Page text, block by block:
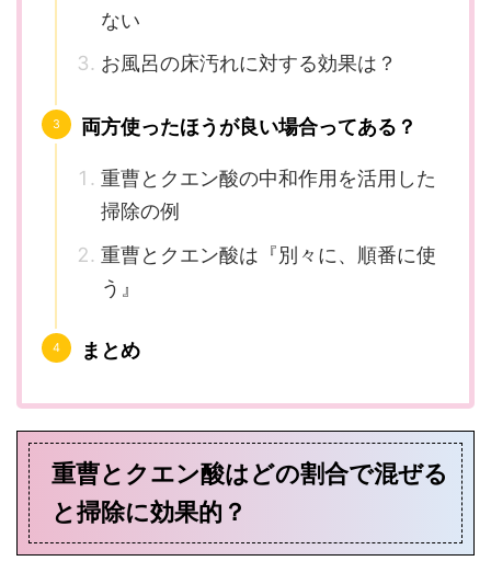
ない
お風呂の床汚れに対する効果は？
両方使ったほうが良い場合ってある？
重曹とクエン酸の中和作用を活用した
掃除の例
重曹とクエン酸は『別々に、順番に使
う』
まとめ
重曹とクエン酸はどの割合で混ぜる
と掃除に効果的？